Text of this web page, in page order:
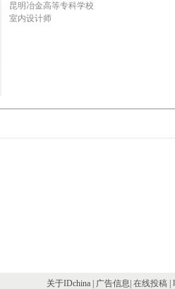
昆明冶金高等专科学校
室内设计师
关于IDchina | 广告信息| 在线投稿